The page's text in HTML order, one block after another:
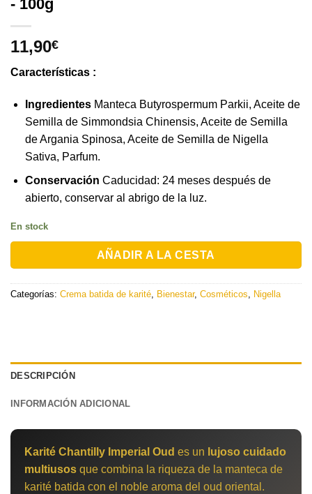
- 100g
11,90€
Características :
IngredientesManteca Butyrospermum Parkii, Aceite de
Semilla de Simmondsia Chinensis, Aceite de Semilla
de Argania Spinosa, Aceite de Semilla de Nigella
Sativa, Parfum.
Conservación Caducidad: 24 meses después de
abierto, conservar al abrigo de la luz.
En stock
AÑADIR A LA CESTA
Categorías: Crema batida de karité Bienestar, Cosméticos Nigella
DESCRIPCIÓN
INFORMACIÓN ADICIONAL
Karité Chantilly Imperial Oud es un lujoso cuidado
multiusos que combina la riqueza de la manteca de
karité batida con el noble aroma del oud oriental.